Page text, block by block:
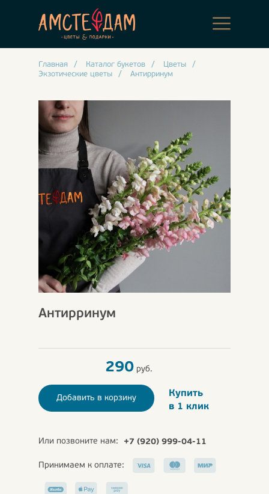
Главная / Каталог букетов / Цветы
/
Экзотические цветы
/ Антирринум
Антирринум
290руб.
Добавить в корзину
Купить
в 1 клик
Или позвоните нам: +7 (920) 999-04-11
Принимаем к оплате: